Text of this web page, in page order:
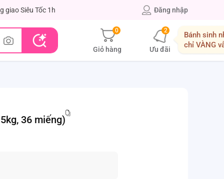
giao Siêu Tốc 1h Đăng nhập
0
Giỏ hàng
2
Ưu đãi
Bánh sinh
chỉ VÀNG
36 miếng)